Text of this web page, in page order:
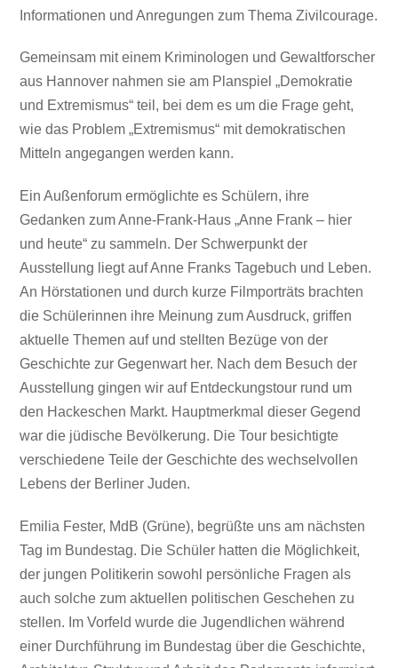
Informationen und Anregungen zum Thema Zivilcourage.
Gemeinsam mit einem Kriminologen und Gewaltforscher
aus Hannover nahmen sie am Planspiel „Demokratie
und Extremismus“ teil, bei dem es um die Frage geht,
wie das Problem „Extremismus“ mit demokratischen
Mitteln angegangen werden kann.
Ein Außenforum ermöglichte es Schülern, ihre
Gedanken zum Anne-Frank-Haus „Anne Frank – hier
und heute“ zu sammeln. Der Schwerpunkt der
Ausstellung liegt auf Anne Franks Tagebuch und Leben.
An Hörstationen und durch kurze Filmporträts brachten
die Schülerinnen ihre Meinung zum Ausdruck, griffen
aktuelle Themen auf und stellten Bezüge von der
Geschichte zur Gegenwart her. Nach dem Besuch der
Ausstellung gingen wir auf Entdeckungstour rund um
den Hackeschen Markt. Hauptmerkmal dieser Gegend
war die jüdische Bevölkerung. Die Tour besichtigte
verschiedene Teile der Geschichte des wechselvollen
Lebens der Berliner Juden.
Emilia Fester, MdB (Grüne), begrüßte uns am nächsten
Tag im Bundestag. Die Schüler hatten die Möglichkeit,
der jungen Politikerin sowohl persönliche Fragen als
auch solche zum aktuellen politischen Geschehen zu
stellen. Im Vorfeld wurde die Jugendlichen während
einer Durchführung im Bundestag über die Geschichte,